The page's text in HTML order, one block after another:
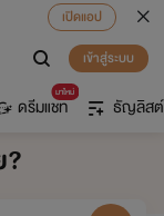
เปิดแอป
เข้าสู่ระบบ
มาใหม่
ดรีมแชท ธัญลิสต์
?